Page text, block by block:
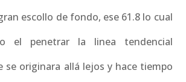
escollo de fondo, ese 61.8 lo cual
el penetrar la linea tendencial
se originara allá lejos y hace tiempo